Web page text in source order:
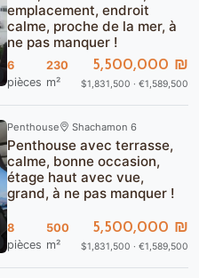
emplacement, endroit
calme, proche de la mer, à
ne pas manquer !
6
pièces
230
m²
5,500,000 ₪
$1,831,500 · €1,589,500
Penthouse Shachamon 6
Penthouse avec terrasse,
calme, bonne occasion,
étage haut avec vue,
grand, à ne pas manquer !
8
pièces
500
m²
5,500,000 ₪
$1,831,500 · €1,589,500